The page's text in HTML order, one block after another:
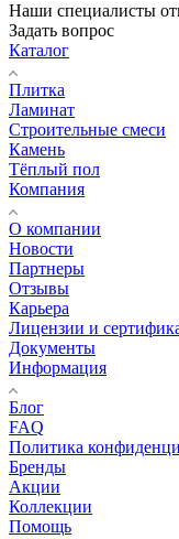
Наши специалисты
Задать вопрос
Каталог
Плитка
Ламинат
Строительные смеси
Камень
Тёплый пол
Компания
О компании
Новости
Партнеры
Отзывы
Карьера
Лицензии и
Документы
Информация
Блог
FAQ
Политика
Бренды
Акции
Коллекции
Помощь